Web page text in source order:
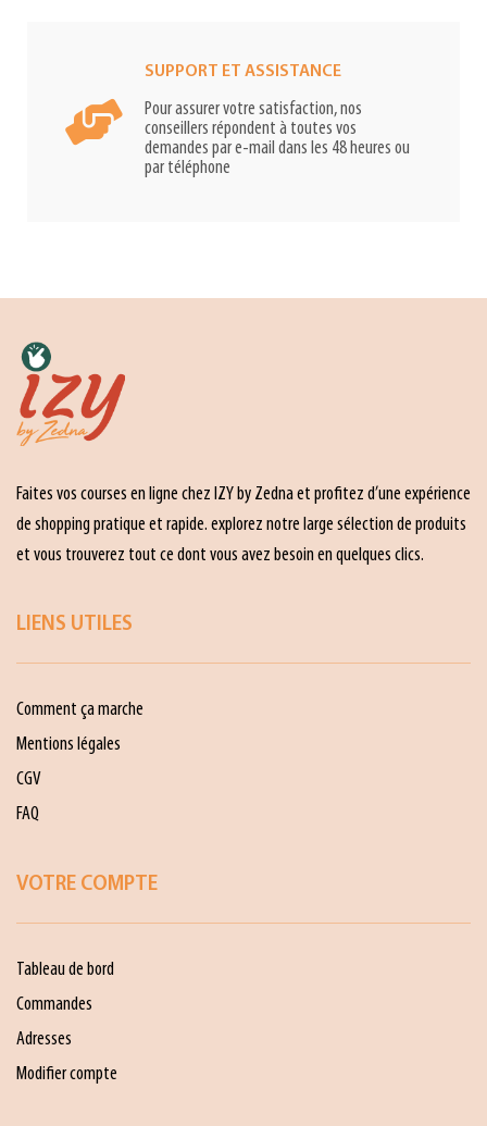
SUPPORT ET ASSISTANCE
Pour assurer votre satisfaction, nos
conseillers répondent à toutes vos
demandes par e-mail dans les 48 heures ou
par téléphone
Faites vos courses en ligne chez IZY by Zedna et profitez d’une expérience
de shopping pratique et rapide. explorez notre large sélection de produits
et vous trouverez tout ce dont vous avez besoin en quelques clics.
LIENS UTILES
Comment ça marche
Mentions légales
CGV
FAQ
VOTRE COMPTE
Tableau de bord
Commandes
Adresses
Modifier compte